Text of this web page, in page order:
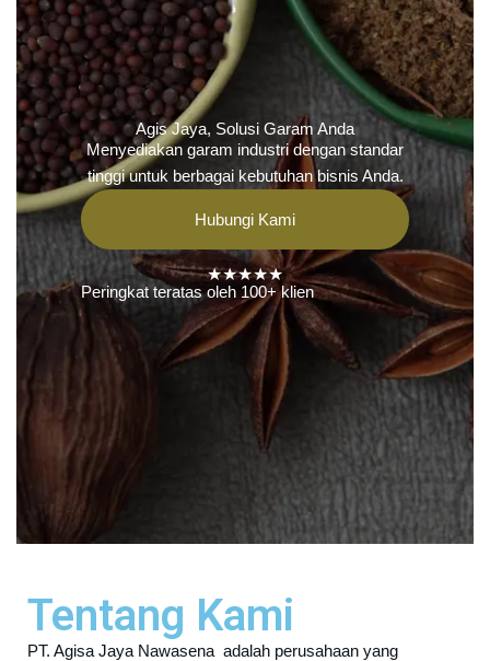
Agis Jaya, Solusi Garam Anda
Menyediakan garam industri dengan standar
tinggi untuk berbagai kebutuhan bisnis Anda.
Hubungi Kami
★★★★★
Peringkat teratas oleh 100+ klien
Tentang Kami
PT. Agisa Jaya Nawasena adalah perusahaan yang